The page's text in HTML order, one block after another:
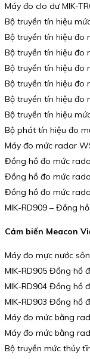
Máy đo clo dư MIK-
Bộ truyền tín hiệu
Bộ truyền tín hiệu đo
Bộ truyền tín hiệu đo
Bộ truyền tín hiệu đo
Bộ truyền tín hiệu đo
Bộ truyền tín hiệu đo
Bộ truyền tín hiệu
Bộ phát tín hiệu đo
Máy đo mức radar
Đồng hồ đo mức
Đồng hồ đo mức
Đồng hồ đo mức
MIK-RD909 – Đồng
Cảm biến Meacon
Máy đo mực nước
MIK-RD905 Đồng hồ
MIK-RD904 Đồng hồ
MIK-RD903 Đồng hồ
Máy đo mức bằng
Máy đo mức bằng
Bộ truyền mức thủy